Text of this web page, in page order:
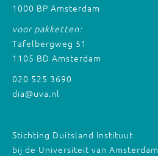
1000 BP Amsterdam
voor pakketten:
Tafelbergweg 51
1105 BD Amsterdam
020 525 3690
dia@uva.nl
Stichting Duitsland Instituut
bij de Universiteit van Amsterdam